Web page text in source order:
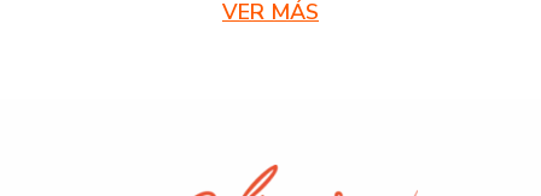
VER MÁS